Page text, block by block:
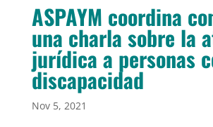
ASPAYM coordina
una charla sobre la
jurídica a personas
discapacidad
Nov 5, 2021